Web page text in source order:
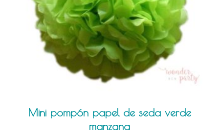
Mini pompón papel de seda verde
manzana